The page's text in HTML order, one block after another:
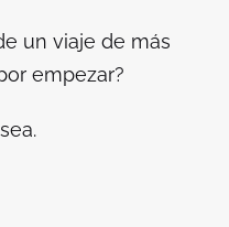
un viaje de más
empezar?
sea.